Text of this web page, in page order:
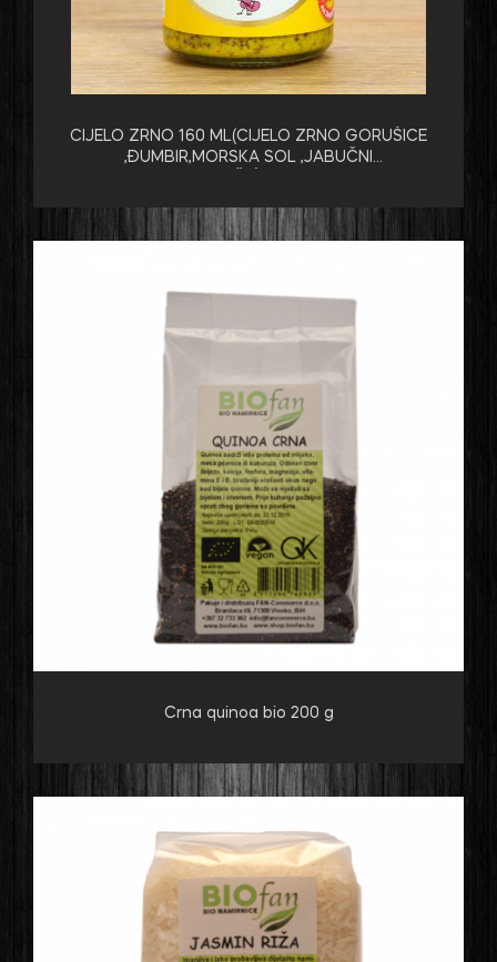
CIJELO ZRNO 160 ML(CIJELO ZRNO GORUŠICE
,ĐUMBIR,MORSKA SOL ,JABUČNI
Crna quinoa bio 200 g